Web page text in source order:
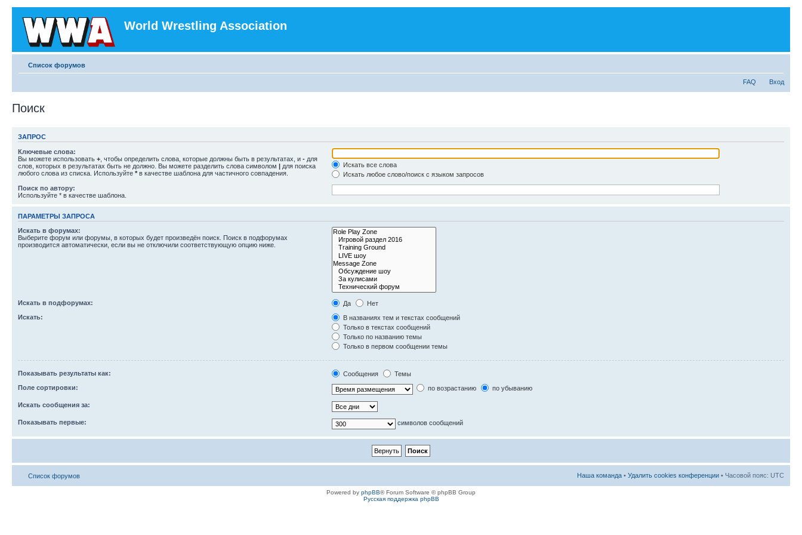
World Wrestling Association
Список форумов
FAQ Вход
Поиск
ЗАПРОС
Ключевые слова:
Вы можете использовать + , чтобы определить слова, которые должны быть в результатах, и - для
слов, которых в результатах быть не должно. Вы можете разделить слова символом | для поиска
любого слова из списка. Используйте * в качестве шаблона для частичного совпадения.
Искать все слова
Искать любое слово/поиск с языком запросов
Поиск по автору:
Используйте * в качестве шаблона.
ПАРАМЕТРЫ ЗАПРОСА
Искать в форумах:
Выберите форум или форумы, в которых будет произведён поиск. Поиск в подфорумах
производится автоматически, если вы не отключили соответствующую опцию ниже.
Искать в подфорумах: Да
Нет
Искать:
В названиях тем и текстах сообщений
Только в текстах сообщений
Только по названию темы
Только в первом сообщении темы
Показывать результаты как: Сообщения
Темы
Поле сортировки:
по возрастанию по убыванию
Искать сообщения за:
Показывать первые: символов сообщений
Список форумов Наша команда • Удалить cookies конференции • Часовой пояс: UTC
Powered by phpBB® Forum Software © phpBB Group
Русская поддержка phpBB